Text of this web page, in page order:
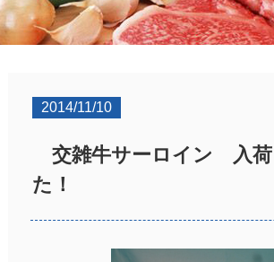
2014/11/10
交雑牛サーロイン 入荷
た！